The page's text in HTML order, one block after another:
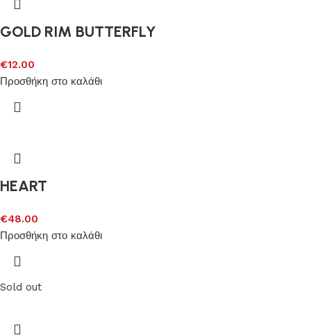
GOLD RIM BUTTERFLY
€12.00
Προσθήκη στο καλάθι
HEART
€48.00
Προσθήκη στο καλάθι
Sold out